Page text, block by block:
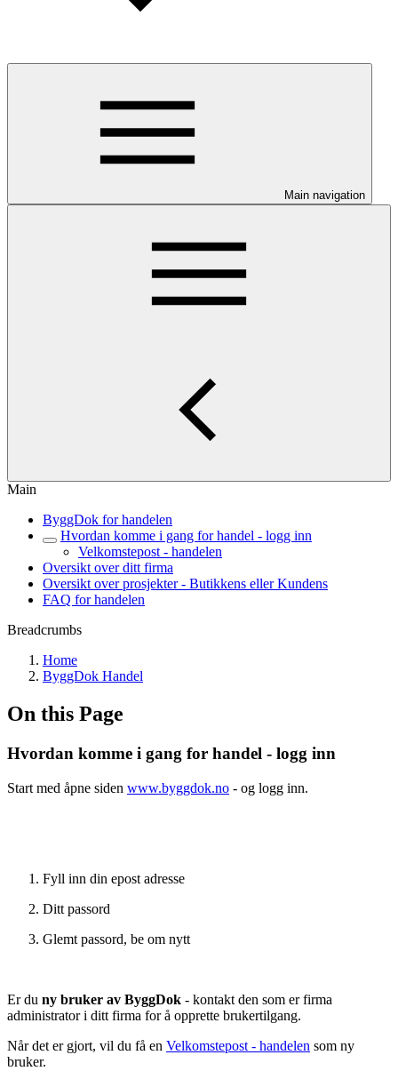
Main navigation
Main
ByggDok for handelen
Hvordan komme i gang for handel - logg inn
Velkomstepost - handelen
Oversikt over ditt firma
Oversikt over prosjekter - Butikkens eller Kundens
FAQ for handelen
Breadcrumbs
Home
ByggDok Handel
On this Page
Hvordan komme i gang for handel - logg inn
Start med åpne siden www.byggdok.no - og logg inn.
Fyll inn din epost adresse
Ditt passord
Glemt passord, be om nytt
Er du ny bruker av ByggDok - kontakt den som er firma
administrator i ditt firma for å opprette brukertilgang.
Når det er gjort, vil du få en Velkomstepost - handelen som ny
bruker.